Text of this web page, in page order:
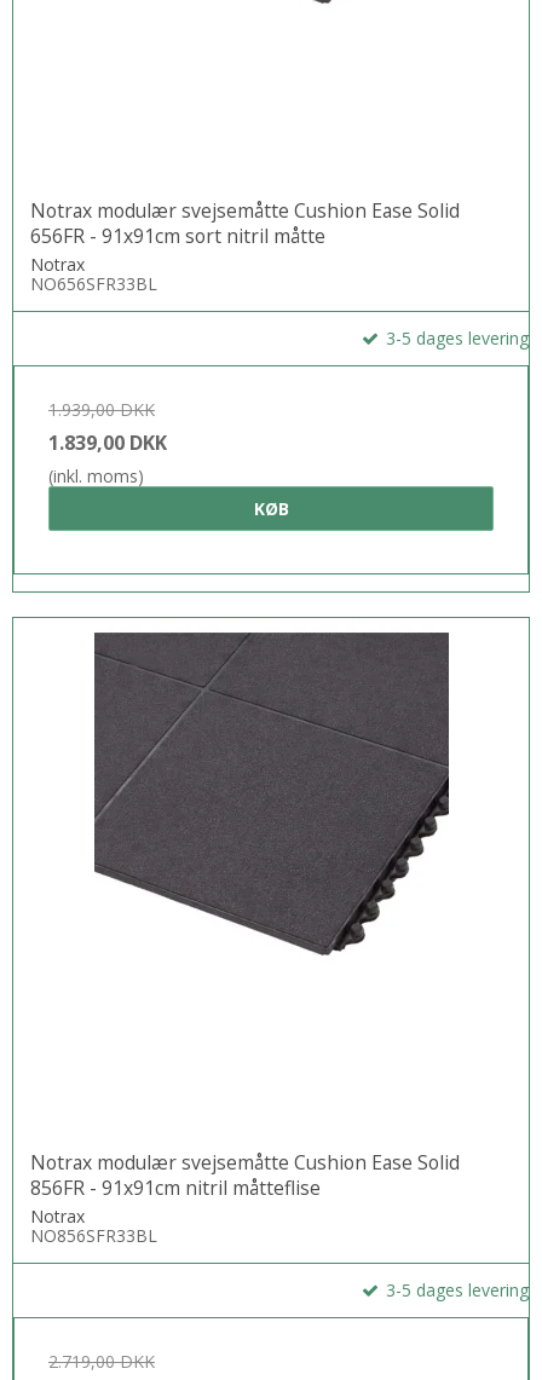
Notrax modulær svejsemåtte Cushion Ease Solid
656FR - 91x91cm sort nitril måtte
Notrax
NO656SFR33BL
3-5 dages levering
1.939,00 DKK
1.839,00 DKK
(inkl. moms)
KØB
Notrax modulær svejsemåtte Cushion Ease Solid
856FR - 91x91cm nitril måtteflise
Notrax
NO856SFR33BL
3-5 dages levering
2.719,00 DKK